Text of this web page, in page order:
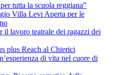
tutta la scuola reggiana”
Villa Levi Aperta per le
il lavoro teatrale dei ragazzi dei
plus Reach al Chierici
di vita nel cuore di